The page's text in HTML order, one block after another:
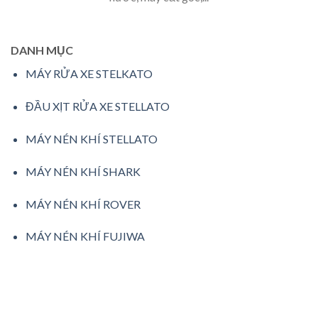
DANH MỤC
MÁY RỬA XE STELKATO
ĐẦU XỊT RỬA XE STELLATO
MÁY NÉN KHÍ STELLATO
MÁY NÉN KHÍ SHARK
MÁY NÉN KHÍ ROVER
MÁY NÉN KHÍ FUJIWA